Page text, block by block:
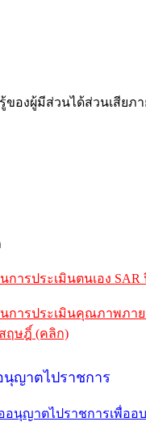
ของผู้มีส่วนได้ส่วนเสียภ
การประเมินตนเอง
นการประเมินคุณภาพภา
ฤษฎิ์ (คลิก)
ญาตไปราชการ
อนุญาตไปราชการเพื่ออ